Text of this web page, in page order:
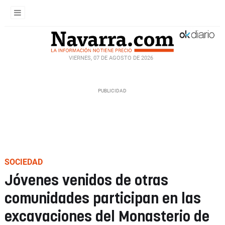
VIERNES, 07 DE AGOSTO DE 2026
SOCIEDAD
Jóvenes venidos de otras
comunidades participan en las
excavaciones del Monasterio de